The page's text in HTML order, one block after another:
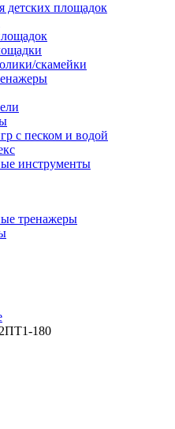
детских площадок
скамейки
с песком и водой
инструменты
тренажеры
180